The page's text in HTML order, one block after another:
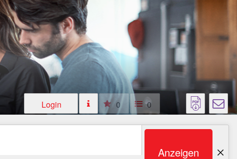
Login 0 0
Anzeigen